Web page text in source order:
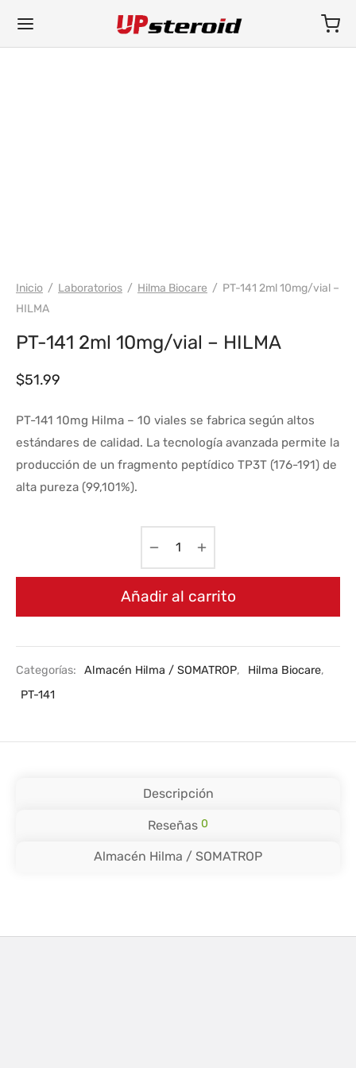
Inicio / Laboratorios / Hilma Biocare / PT-141 2ml 10mg/vial –
HILMA
PT-141 2ml 10mg/vial – HILMA
$51.99
PT-141 10mg Hilma – 10 viales se fabrica según altos
estándares de calidad. La tecnología avanzada permite la
producción de un fragmento peptídico TP3T (176-191) de
alta pureza (99,101%).
Añadir al carrito
Categorías: Almacén Hilma / SOMATROP, Hilma Biocare,
PT-141
Descripción
Reseñas 0
Almacén Hilma / SOMATROP